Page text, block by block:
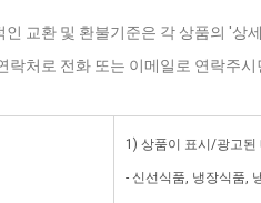
인 교환 및 환불기준은 각 상품의 '상
락처로 전화 또는 이메일로 연락주
1) 상품이 표시/광고된
- 신선식품, 냉장식품,